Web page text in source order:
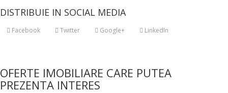
DISTRIBUIE IN SOCIAL MEDIA
Facebook Twitter Google+ LinkedIn
OFERTE IMOBILIARE CARE PUTEA
PREZENTA INTERES